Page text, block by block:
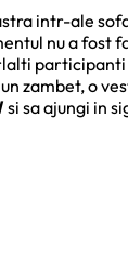
intr-ale
nu a fost
zambet, o
si sa ajungi in